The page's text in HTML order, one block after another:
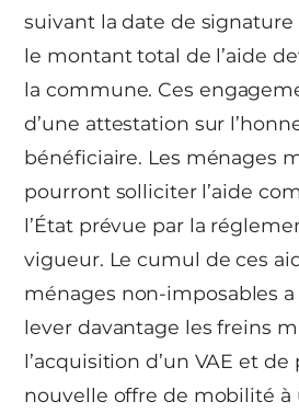
suivant la date de
le montant total de l’aide
la commune. Ces
d’une attestation sur
bénéficiaire. Les ménages
pourront solliciter l’aide
l’État prévue par la
vigueur. Le cumul de ces
ménages non-imposables
lever davantage les freins
l’acquisition d’un VAE et
nouvelle offre de mobilité à